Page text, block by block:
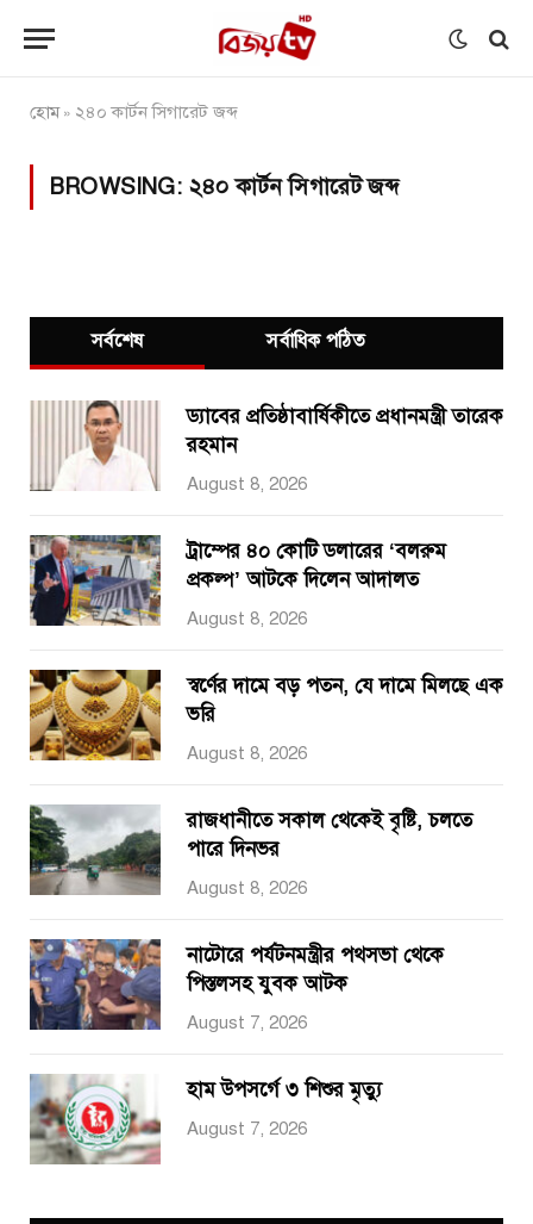
হোম» ২৪০ কার্টন সিগারেট জব্দ
BROWSING: ২৪০ কার্টন সিগারেট জব্দ
সর্বশেষ সর্বাধিক পঠিত
ড্যাবের প্রতিষ্ঠাবার্ষিকীতে প্রধানমন্ত্রী তারেক
রহমান
August 8, 2026
ট্রাম্পের ৪০ কোটি ডলারের ‘বলরুম
প্রকল্প’ আটকে দিলেন আদালত
August 8, 2026
স্বর্ণের দামে বড় পতন, যে দামে মিলছে এক
ভরি
August 8, 2026
রাজধানীতে সকাল থেকেই বৃষ্টি, চলতে
পারে দিনভর
August 8, 2026
নাটোরে পর্যটনমন্ত্রীর পথসভা থেকে
পিস্তলসহ যুবক আটক
August 7, 2026
হাম উপসর্গে ৩ শিশুর মৃত্যু
August 7, 2026